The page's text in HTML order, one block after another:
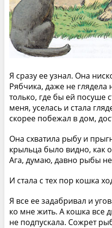
Я сразу ее узнал. Она
Рябчика, даже не глядела
только, где бы ей посуше
меня, уселась и стала
скорее побежал в дом,
Она схватила рыбу и
крыльца было видно, как
Ага, думаю, давно рыбы
И стала с тех пор кошка
Я все ее задабривал и
ко мне жить. А кошка все
не подпускала. Сожрет